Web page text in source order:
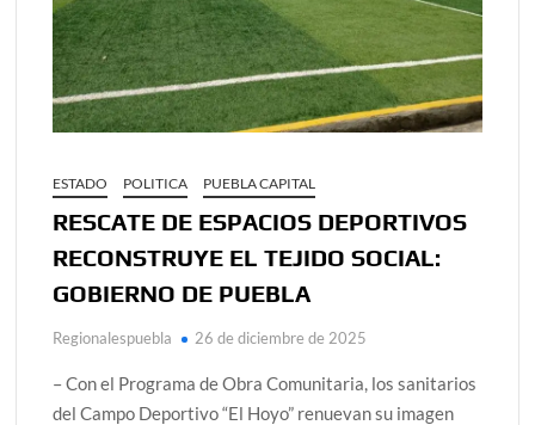
ESTADO POLITICA PUEBLA CAPITAL
RESCATE DE ESPACIOS DEPORTIVOS
RECONSTRUYE EL TEJIDO SOCIAL:
GOBIERNO DE PUEBLA
Regionalespuebla 26 de diciembre de 2025
– Con el Programa de Obra Comunitaria, los sanitarios
del Campo Deportivo “El Hoyo” renuevan su imagen